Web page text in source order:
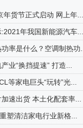
年货节正式启动 网上年...
年我国新能源汽车...
率是什么？空调制热功...
业“换挡提速” 打造...
等家电巨头“玩转”光...
速出货 本土化配套率...
塑清洁家电行业新格...